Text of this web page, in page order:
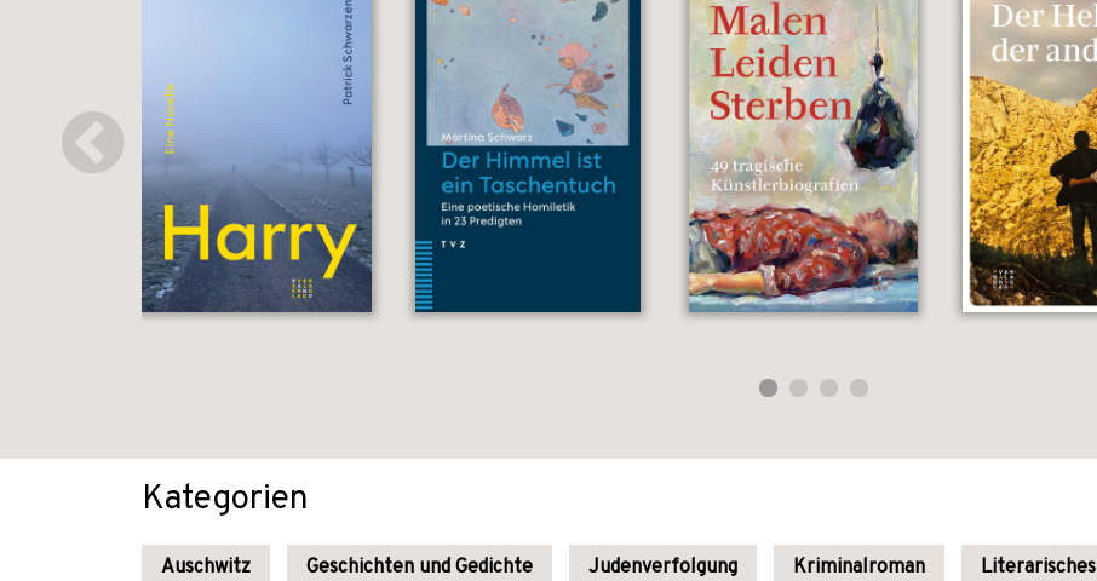
Kategorien
Auschwitz Geschichten und Gedichte Judenverfolgung Kriminalroman Literarisches